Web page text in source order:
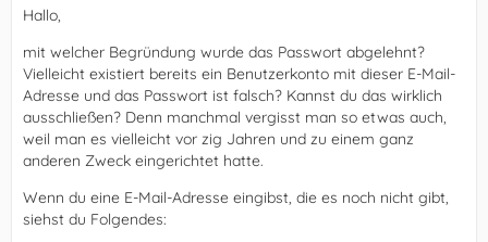
Hallo,
mit welcher Begründung wurde das Passwort abgelehnt?
Vielleicht existiert bereits ein Benutzerkonto mit dieser E-Mail-
Adresse und das Passwort ist falsch? Kannst du das wirklich
ausschließen? Denn manchmal vergisst man so etwas auch,
weil man es vielleicht vor zig Jahren und zu einem ganz
anderen Zweck eingerichtet hatte.
Wenn du eine E-Mail-Adresse eingibst, die es noch nicht gibt,
siehst du Folgendes: